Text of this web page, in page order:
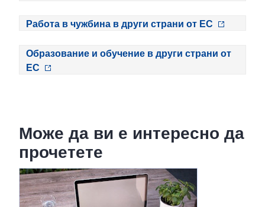
Работа в чужбина в други страни от ЕС
Образование и обучение в други страни от
ЕС
Може да ви е интересно да
прочетете